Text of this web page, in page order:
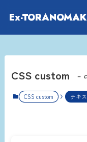
Ex-
CSS custom –
CSS custom テキ